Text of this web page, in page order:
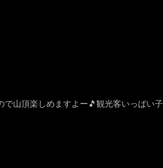
山頂楽しめますよー🎵観光客いっぱい